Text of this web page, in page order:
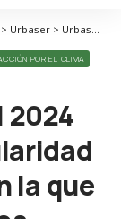
Corresponsables > Organizaciones Corresponsables > Urbaser > Urbaser arranca el 2024 impulsando la circularidad con una campaña en la que todos somos los protagonistas
POR EL CLIMA
2024
la que